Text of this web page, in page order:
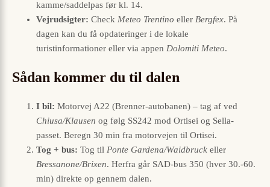
kamme/saddelpas før kl. 14.
Vejrudsigter: Check Meteo Trentino eller Bergfex. På
dagen kan du få opdateringer i de lokale
turistinformationer eller via appen Dolomiti Meteo.
Sådan kommer du til dalen
I bil: Motorvej A22 (Brenner-autobanen) – tag af ved
Chiusa/Klausen og følg SS242 mod Ortisei og Sella-
passet. Beregn 30 min fra motorvejen til Ortisei.
Tog + bus: Tog til Ponte Gardena/Waidbruck eller
Bressanone/Brixen. Herfra går SAD-bus 350 (hver 30.-60.
min) direkte op gennem dalen.